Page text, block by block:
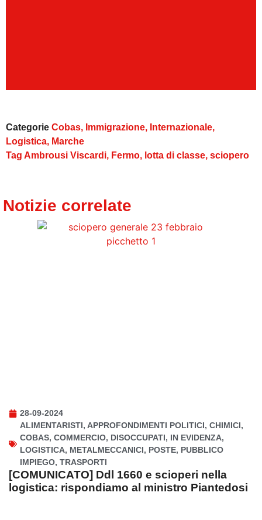
Categorie Cobas, Immigrazione, Internazionale,
Logistica, Marche
Tag Ambrousi Viscardi, Fermo, lotta di classe, sciopero
Notizie correlate
28-09-2024
ALIMENTARISTI, APPROFONDIMENTI POLITICI, CHIMICI,
COBAS, COMMERCIO, DISOCCUPATI, IN EVIDENZA,
LOGISTICA, METALMECCANICI, POSTE, PUBBLICO
IMPIEGO, TRASPORTI
[COMUNICATO] Ddl 1660 e scioperi nella
logistica: rispondiamo al ministro Piantedosi